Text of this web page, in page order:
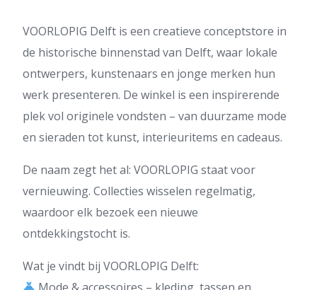
VOORLOPIG Delft is een creatieve conceptstore in
de historische binnenstad van Delft, waar lokale
ontwerpers, kunstenaars en jonge merken hun
werk presenteren. De winkel is een inspirerende
plek vol originele vondsten – van duurzame mode
en sieraden tot kunst, interieuritems en cadeaus.
De naam zegt het al: VOORLOPIG staat voor
vernieuwing. Collecties wisselen regelmatig,
waardoor elk bezoek een nieuwe
ontdekkingstocht is.
Wat je vindt bij VOORLOPIG Delft: